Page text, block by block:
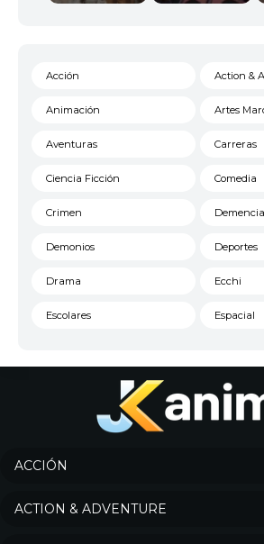
Acción Action &
Animación Artes
Aventuras Carreras
Ciencia Ficción Comedia
Crimen Demencia
Demonios Deportes
Drama Ecchi
Escolares Espacial
Historico
Josei
ACCIÓN
ACTION & ADVENTURE